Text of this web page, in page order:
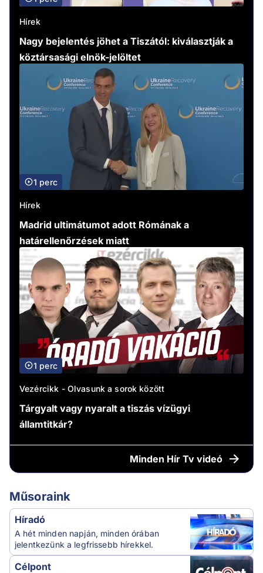
Hírek
Nagy bejelentés jöhet a Tiszától: kiválasztják a
köztársasági elnök-jelöltet
1 perc
Hírek
Madrid ultimátumot adott Rómának a
határellenőrzések miatt
1 perc
Vezércikk - Olvasunk a sorok között
Tárgyalt vagy nyaralt a tiszás vízügyi
államtitkár?
Minden Hír Tv videó
Műsoraink
Híradó
A hét minden napján, minden órában
jelentkezünk a legfrissebb hírekkel.
Célpont